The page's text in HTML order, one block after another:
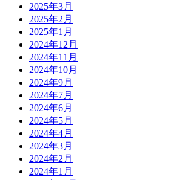
2025年3月
2025年2月
2025年1月
2024年12月
2024年11月
2024年10月
2024年9月
2024年7月
2024年6月
2024年5月
2024年4月
2024年3月
2024年2月
2024年1月